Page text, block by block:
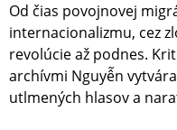
Od čias povojnovej
internacionalizmu, cez
revolúcie až podnes.
archívmi Nguyễn
utlmených hlasov a